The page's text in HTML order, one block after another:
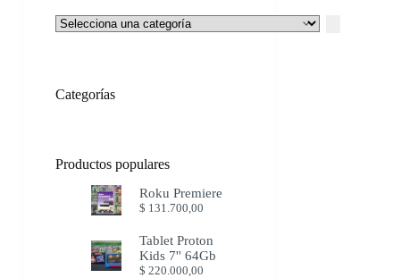
Selecciona
una
Categorías
Productos populares
Roku Premiere
$ 131.700,00
Tablet Proton
Kids 7'' 64Gb
$ 220.000,00